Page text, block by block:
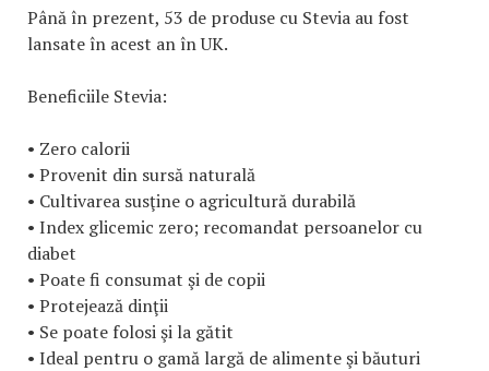
Până în prezent, 53 de produse cu Stevia au fost
lansate în acest an în UK.
Beneficiile Stevia:
• Zero calorii
• Provenit din sursă naturală
• Cultivarea susţine o agricultură durabilă
• Index glicemic zero; recomandat persoanelor cu
diabet
• Poate fi consumat şi de copii
• Protejează dinţii
• Se poate folosi şi la gătit
• Ideal pentru o gamă largă de alimente şi băuturi